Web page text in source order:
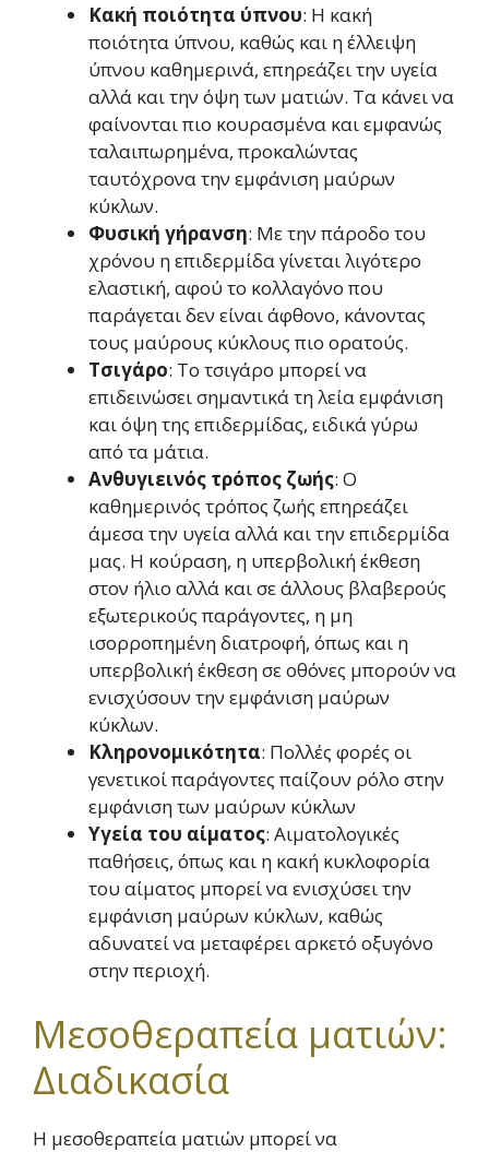
Κακή ποιότητα ύπνου: Η κακή
ποιότητα ύπνου, καθώς και η έλλειψη
ύπνου καθημερινά, επηρεάζει την υγεία
αλλά και την όψη των ματιών. Τα κάνει να
φαίνονται πιο κουρασμένα και εμφανώς
ταλαιπωρημένα, προκαλώντας
ταυτόχρονα την εμφάνιση μαύρων
κύκλων.
Φυσική γήρανση: Με την πάροδο του
χρόνου η επιδερμίδα γίνεται λιγότερο
ελαστική, αφού το κολλαγόνο που
παράγεται δεν είναι άφθονο, κάνοντας
τους μαύρους κύκλους πιο ορατούς.
Τσιγάρο: Το τσιγάρο μπορεί να
επιδεινώσει σημαντικά τη λεία εμφάνιση
και όψη της επιδερμίδας, ειδικά γύρω
από τα μάτια.
Ανθυγιεινός τρόπος ζωής: Ο
καθημερινός τρόπος ζωής επηρεάζει
άμεσα την υγεία αλλά και την επιδερμίδα
μας. Η κούραση, η υπερβολική έκθεση
στον ήλιο αλλά και σε άλλους βλαβερούς
εξωτερικούς παράγοντες, η μη
ισορροπημένη διατροφή, όπως και η
υπερβολική έκθεση σε οθόνες μπορούν να
ενισχύσουν την εμφάνιση μαύρων
κύκλων.
Κληρονομικότητα: Πολλές φορές οι
γενετικοί παράγοντες παίζουν ρόλο στην
εμφάνιση των μαύρων κύκλων
Υγεία του αίματος: Αιματολογικές
παθήσεις, όπως και η κακή κυκλοφορία
του αίματος μπορεί να ενισχύσει την
εμφάνιση μαύρων κύκλων, καθώς
αδυνατεί να μεταφέρει αρκετό οξυγόνο
στην περιοχή.
Μεσοθεραπεία ματιών:
Διαδικασία
Η μεσοθεραπεία ματιών μπορεί να